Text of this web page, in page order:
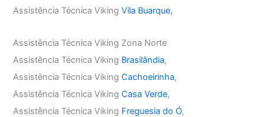
Assistência Técnica VikingVila Buarque,
Assistência Técnica Viking Zona Norte
Assistência Técnica Viking Brasilândia,
Assistência Técnica VikingCachoeirinha,
Assistência Técnica VikingCasa Verde,
Assistência Técnica Viking Freguesia do Ó,